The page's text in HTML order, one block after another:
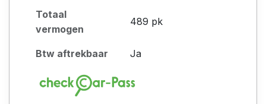
Totaal
vermogen
489 pk
Btw aftrekbaar Ja